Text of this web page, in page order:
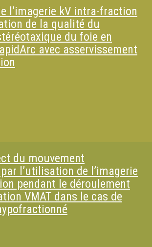
l’imagerie kV intra-fraction
de la qualité du
du foie en
avec asservissement
du mouvement
l’utilisation de l’imagerie
pendant le déroulement
VMAT dans le cas de